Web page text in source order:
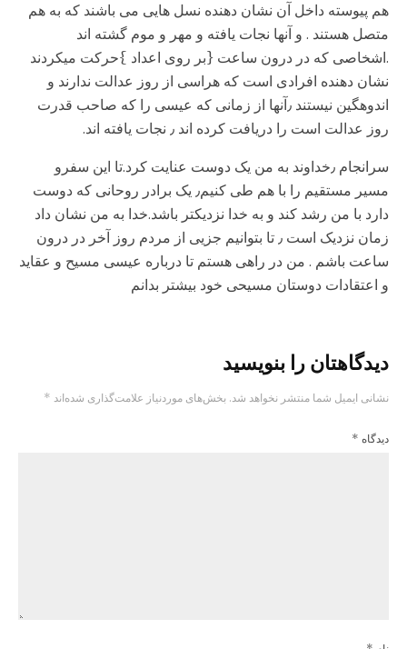
هم پیوسته داخل آن نشان دهنده نسل هایی می باشند که به هم
متصل هستند . و آنها نجات یافته و مهر و موم گشته اند
.اشخاصی که در درون ساعت {بر روی اعداد }حرکت میکردند
نشان دهنده افرادی است که هراسی از روز عدالت ندارند و
اندوهگین نیستند ٫آنها از زمانی که عیسی را که صاحب قدرت
روز عدالت است را دریافت کرده اند ٫ نجات یافته اند.
سرانجام ٫خداوند به من یک دوست عنایت کرد.تا این سفرو
مسیر مستقیم را با هم طی کنیم٫ یک برادر روحانی که دوست
دارد با من رشد کند و به خدا نزدیکتر باشد.خدا به من نشان داد
زمان نزدیک است ٫ تا بتوانیم جزیی از مردم روز آخر در درون
ساعت باشم . من در راهی هستم تا درباره عیسی مسیح و عقاید
و اعتقادات دوستان مسیحی خود بیشتر بدانم
دیدگاهتان را بنویسید
نشانی ایمیل شما منتشر نخواهد شد. بخش‌های موردنیاز علامت‌گذاری شده‌اند *
دیدگاه *